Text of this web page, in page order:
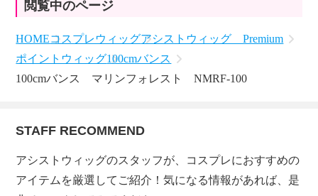
閲覧中のページ
HOMEコスプレウィッグアシストウィッグ Premium
ポイントウィッグ100cmバンス
100cmバンス マリンフォレスト NMRF-100
STAFF RECOMMEND
アシストウィッグのスタッフが、コスプレにおすすめの
アイテムを厳選してご紹介！気になる情報があれば、是